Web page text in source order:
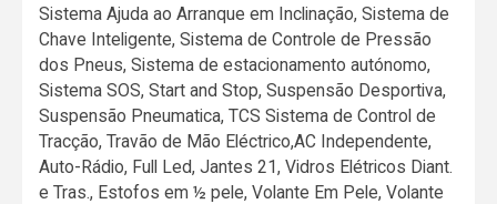
Sistema Ajuda ao Arranque em Inclinação, Sistema de
Chave Inteligente, Sistema de Controle de Pressão
dos Pneus, Sistema de estacionamento autónomo,
Sistema SOS, Start and Stop, Suspensão Desportiva,
Suspensão Pneumatica, TCS Sistema de Control de
Tracção, Travão de Mão Eléctrico,AC Independente,
Auto-Rádio, Full Led, Jantes 21, Vidros Elétricos Diant.
e Tras., Estofos em ½ pele, Volante Em Pele, Volante